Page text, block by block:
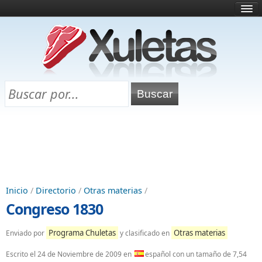
¿Qué es esto?
Directorio
Chuletas para exámenes
Inicio / Directorio / Otras materias /
Congreso 1830
Enviado por Programa Chuletas y clasificado en Otras materias
Escrito el 24 de Noviembre de 2009en español con un tamaño de 7,54